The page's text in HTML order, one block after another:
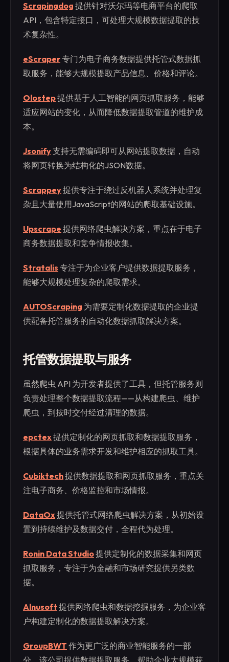
Scrapingdog 提供针对沃尔玛等电商平台的爬取
API，包含特定接口，可处理大规模数据提取的技
术复杂性。
eScraper专门为电子商务数据提供托管式数据抓
取服务，能够大规模提取产品信息、价格和评论。
Olostep提供基于人工智能的网页抓取服务，能够
适应网站的变化，从而降低数据提取管道的维护成
本。
Jsonify支持无需编码即可从网站提取数据，自动
将网页转换为结构化的JSON数据。
Scrappey提供专注于绕过反机器人系统并处理复
杂且大量使用JavaScript的网站的爬取基础设施。
Upscrape 提供网络爬虫解决方案，重点在于电子
商务数据提取和竞争情报收集。
Stratalis 专注于为企业客户提供数据提取服务，
能够大规模处理复杂的爬取需求。
AUTOScraping 为需要定制化数据提取的企业提
供配备托管服务的自动化数据抓取解决方案。
托管数据提取与服务
虽然爬虫 API 为开发者提供了工具，但托管服务则
负责处理整个数据提取流程——从构建爬虫、维护
爬虫，到按时交付经过清理的数据。
epctex提供定制化的网页抓取和数据提取服务，
根据具体的业务需求开发和维护相应的抓取工具。
Cubiktech提供数据提取和网页抓取服务，重点关
注电子商务、价格监控和市场情报。
DataOx提供托管式网络爬虫解决方案，从初始设
置到持续维护及数据交付，全程代为处理。
Ronin Data Studio提供定制化的数据采集和网页
抓取服务，专注于为金融和市场研究提供另类数
据。
Alnusoft 提供网络爬虫和数据挖掘服务，为企业客
户构建定制化的数据提取解决方案。
GroupBWT 作为更广泛的商业智能服务的一部
分，该公司提供数据提取服务，帮助企业大规模获